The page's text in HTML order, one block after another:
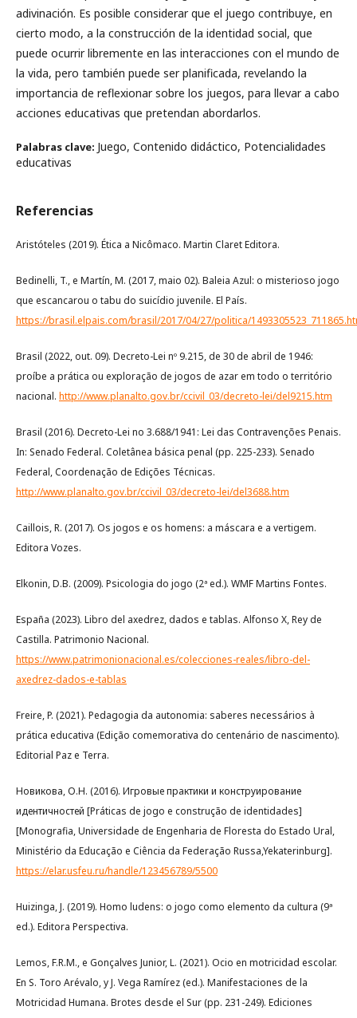
adivinación. Es posible considerar que el juego contribuye, en
cierto modo, a la construcción de la identidad social, que
puede ocurrir libremente en las interacciones con el mundo de
la vida, pero también puede ser planificada, revelando la
importancia de reflexionar sobre los juegos, para llevar a cabo
acciones educativas que pretendan abordarlos.
Palabras clave: Juego, Contenido didáctico, Potencialidades
educativas
Referencias
Aristóteles (2019). Ética a Nicômaco. Martin Claret Editora.
Bedinelli, T., e Martín, M. (2017, maio 02). Baleia Azul: o misterioso jogo
que escancarou o tabu do suicídio juvenile. El País.
https://brasil.elpais.com/brasil/2017/04/27/politica/
Brasil (2022, out. 09). Decreto-Lei nº 9.215, de 30 de abril de 1946:
proíbe a prática ou exploração de jogos de azar em todo o território
nacional. http://www.planalto.gov.br/ccivil_03/decreto-lei/del9215.htm
Brasil (2016). Decreto-Lei no 3.688/1941: Lei das Contravenções Penais.
In: Senado Federal. Coletânea básica penal (pp. 225-233). Senado
Federal, Coordenação de Edições Técnicas.
http://www.planalto.gov.br/ccivil_03/decreto-lei/del3688.htm
Caillois, R. (2017). Os jogos e os homens: a máscara e a vertigem.
Editora Vozes.
Elkonin, D.B. (2009). Psicologia do jogo (2ª ed.). WMF Martins Fontes.
España (2023). Libro del axedrez, dados e tablas. Alfonso X, Rey de
Castilla. Patrimonio Nacional.
https://www.patrimonionacional.es/colecciones-reales/libro-del-
axedrez-dados-e-tablas
Freire, P. (2021). Pedagogia da autonomia: saberes necessários à
prática educativa (Edição comemorativa do centenário de nascimento).
Editorial Paz e Terra.
Новикова, О.Н. (2016). Игровые практики и конструирование
идентичностей [Práticas de jogo e construção de identidades]
[Monografia, Universidade de Engenharia de Floresta do Estado Ural,
Ministério da Educação e Ciência da Federação Russa,Yekaterinburg].
https://elar.usfeu.ru/handle/123456789/5500
Huizinga, J. (2019). Homo ludens: o jogo como elemento da cultura (9ª
ed.). Editora Perspectiva.
Lemos, F.R.M., e Gonçalves Junior, L. (2021). Ocio en motricidad escolar.
En S. Toro Arévalo, y J. Vega Ramírez (ed.). Manifestaciones de la
Motricidad Humana. Brotes desde el Sur (pp. 231-249). Ediciones